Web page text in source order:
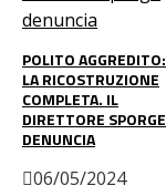
POLITO AGGREDITO:
LA RICOSTRUZIONE
COMPLETA. IL
DIRETTORE SPORGE
DENUNCIA
06/05/2024